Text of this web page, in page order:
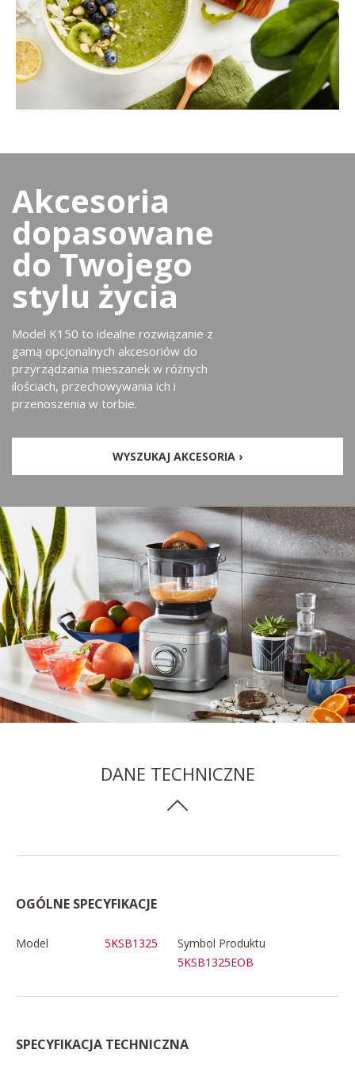
Akcesoria
dopasowane
do Twojego
stylu życia
Model K150 to idealne rozwiązanie z
gamą opcjonalnych akcesoriów do
przyrządzania mieszanek w różnych
ilościach, przechowywania ich i
przenoszenia w torbie.
WYSZUKAJ AKCESORIA ›
DANE TECHNICZNE
OGÓLNE SPECYFIKACJE
Model 5KSB1325
Symbol Produktu
5KSB1325EOB
SPECYFIKACJA TECHNICZNA